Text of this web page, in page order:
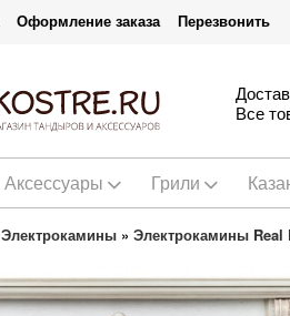
Оформление заказа Перезвонить
Все
Аксессуары Грили
Электрокамины » Электрокамины Real